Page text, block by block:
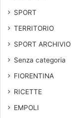
SPORT
TERRITORIO
SPORT ARCHIVIO
Senza categoria
FIORENTINA
RICETTE
EMPOLI